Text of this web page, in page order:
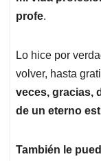
profe.
Lo hice por
volver, hasta
veces, gracias,
de un eterno
También le